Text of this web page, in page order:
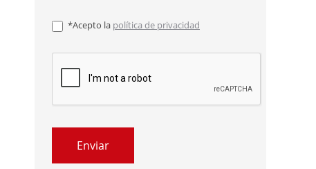
*Acepto la política de privacidad
Enviar